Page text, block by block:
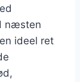
næsten
ideel ret